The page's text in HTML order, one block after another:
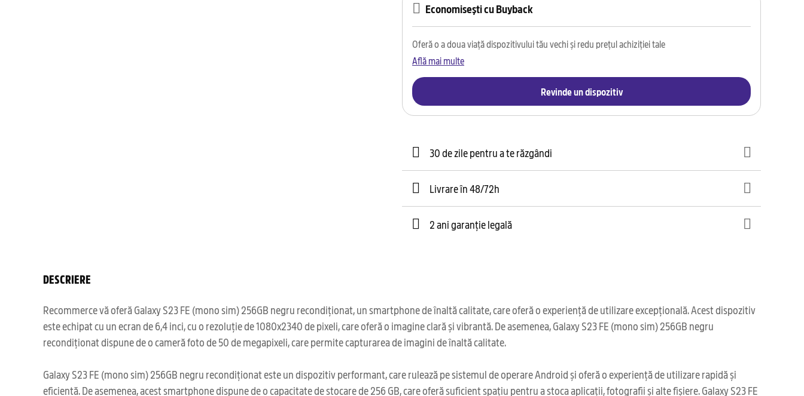
Economisești cu Buyback
Oferă o a doua viață dispozitivului tău vechi și redu prețul achiziției tale
Află mai multe
Revinde un dispozitiv
30 de zile pentru a te răzgândi
Livrare în 48/72h
2 ani garanție legală
DESCRIERE
Recommerce vă oferă Galaxy S23 FE (mono sim) 256GB negru recondiționat, un smartphone de înaltă calitate, care oferă o experiență de utilizare excepțională. Acest dispozitiv
este echipat cu un ecran de 6,4 inci, cu o rezoluție de 1080x2340 de pixeli, care oferă o imagine clară și vibrantă. De asemenea, Galaxy S23 FE (mono sim) 256GB negru
recondiționat dispune de o cameră foto de 50 de megapixeli, care permite capturarea de imagini de înaltă calitate.
Galaxy S23 FE (mono sim) 256GB negru recondiționat este un dispozitiv performant, care rulează pe sistemul de operare Android și oferă o experiență de utilizare rapidă și
eficientă. De asemenea, acest smartphone dispune de o capacitate de stocare de 256 GB, care oferă suficient spațiu pentru a stoca aplicații, fotografii și alte fișiere. Galaxy S23 FE